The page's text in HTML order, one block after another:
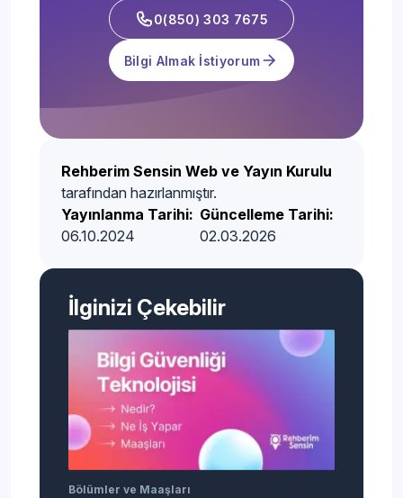
0(850) 303 7675
Bilgi Almak İstiyorum
Rehberim Sensin Web ve Yayın Kurulu
tarafından hazırlanmıştır.
Yayınlanma Tarihi:
06.10.2024
Güncelleme Tarihi:
02.03.2026
İlginizi Çekebilir
Bölümler ve Maaşları